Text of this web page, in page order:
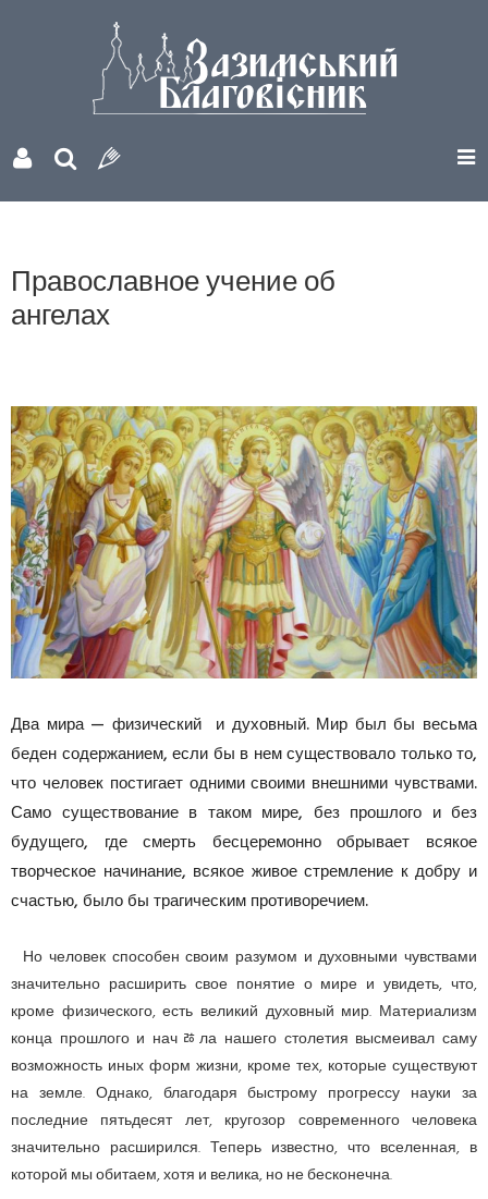
Православное учение об
ангелах
Два мира — физический и духо­вный. Мир был бы весьма
беден содержанием, если бы в нем существовало только то,
что человек постигает одними своими внешними чувствами.
Само существование в таком мире, без прошлого и без
будущего, где смерть бесцеремонно обрывает всякое
творческое начинание, всякое живое стремление к добру и
счастью, было бы трагическим противоречием.
Но человек способен своим разумом и духовными чувствами
значительно расши­рить свое понятие о мире и увидеть, что,
кроме физического, есть великий духовный мир. Материализм
конца прошлого и начﾰла нашего столетия высмеивал саму
возможность иных форм жизни, кроме тех, которые существуют
на земле. Однако, благодаря быстрому прогрессу науки за
последние пятьдесят лет, кругозор современного человека
значительно расширился. Теперь известно, что вселенная, в
которой мы обитаем, хотя и велика, но не бесконечна.